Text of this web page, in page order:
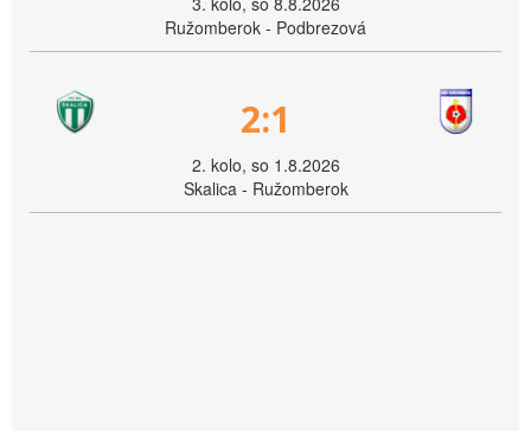
Ružomberok - Podbrezová
2:1
2. kolo, so 1.8.2026
Skalica - Ružomberok